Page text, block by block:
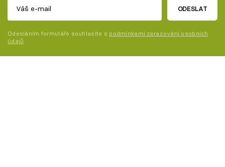
ODESLAT
Odesláním formuláře souhlasíte s podmínkami zpracování osobních
údajů